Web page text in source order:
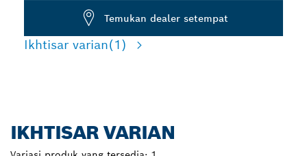
Temukan dealer setempat
Ikhtisar varian(1)
IKHTISAR VARIAN